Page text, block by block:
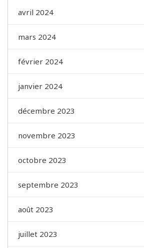
avril 2024
mars 2024
février 2024
janvier 2024
décembre 2023
novembre 2023
octobre 2023
septembre 2023
août 2023
juillet 2023